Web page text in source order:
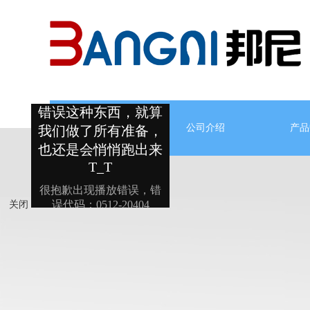
网站首页 公司介绍 产
关闭